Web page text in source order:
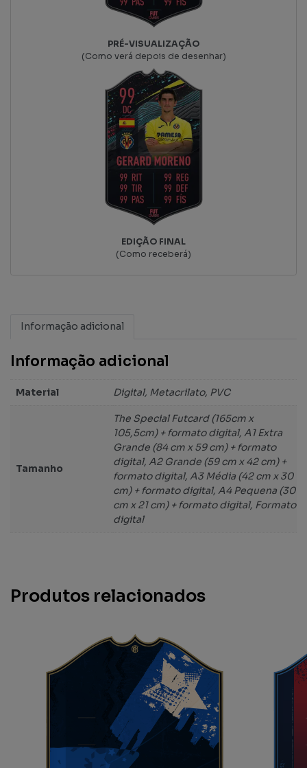
PRÉ-VISUALIZAÇÃO
(Como verá depois de desenhar)
EDIÇÃO FINAL
(Como receberá)
Informação adicional
Informação adicional
Material Digital, Metacrilato, PVC
Tamanho
The Special Futcard (165cm x
105,5cm) + formato digital, A1 Extra
Grande (84 cm x 59 cm) + formato
digital, A2 Grande (59 cm x 42 cm) +
formato digital, A3 Média (42 cm x 30
cm) + formato digital, A4 Pequena (30
cm x 21 cm) + formato digital, Formato
digital
Produtos relacionados